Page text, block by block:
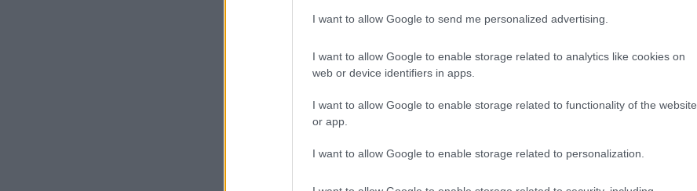
I want to allow Google to send me personalized advertising.
I want to allow Google to enable storage related to analytics like cookies on
web or device identifiers in apps.
I want to allow Google to enable storage related to functionality of the website
or app.
I want to allow Google to enable storage related to personalization.